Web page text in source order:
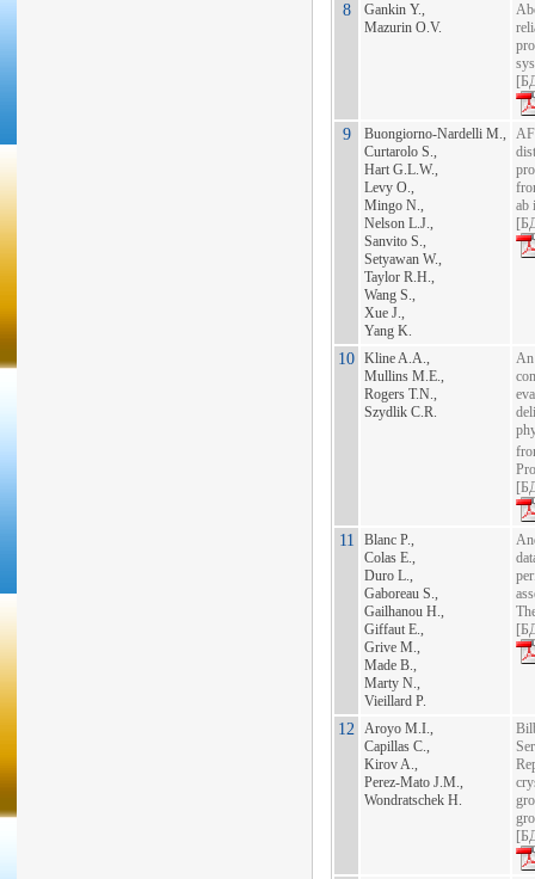
8
Gankin Y.,
Mazurin O.V.
[
9
Buongiorno-Nardelli M.,
Curtarolo S.,
Hart G.L.W.,
Levy O.,
Mingo N.,
Nelson L.J.,
Sanvito S.,
Setyawan W.,
Taylor R.H.,
Wang S.,
Xue J.,
Yang K.
ab
[
10 Kline A.A.,
Mullins M.E.,
Rogers T.N.,
Szydlik C.R.
[
11
Blanc P.,
Colas E.,
Duro L.,
Gaboreau S.,
Gailhanou H.,
Giffaut E.,
Grive M.,
Made B.,
Marty N.,
Vieillard P.
[
12 Aroyo M.I.,
Capillas C.,
Kirov A.,
Perez-Mato J.M.,
Wondratschek H.
[